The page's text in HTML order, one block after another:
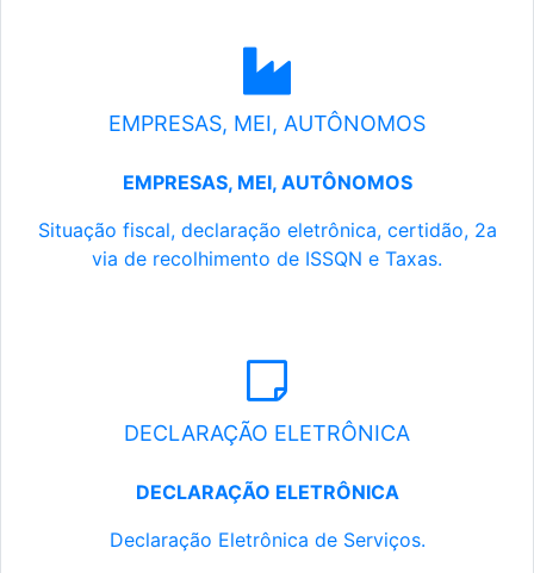
EMPRESAS, MEI, AUTÔNOMOS
EMPRESAS, MEI, AUTÔNOMOS
Situação fiscal, declaração eletrônica, certidão, 2a
via de recolhimento de ISSQN e Taxas.
DECLARAÇÃO ELETRÔNICA
DECLARAÇÃO ELETRÔNICA
Declaração Eletrônica de Serviços.